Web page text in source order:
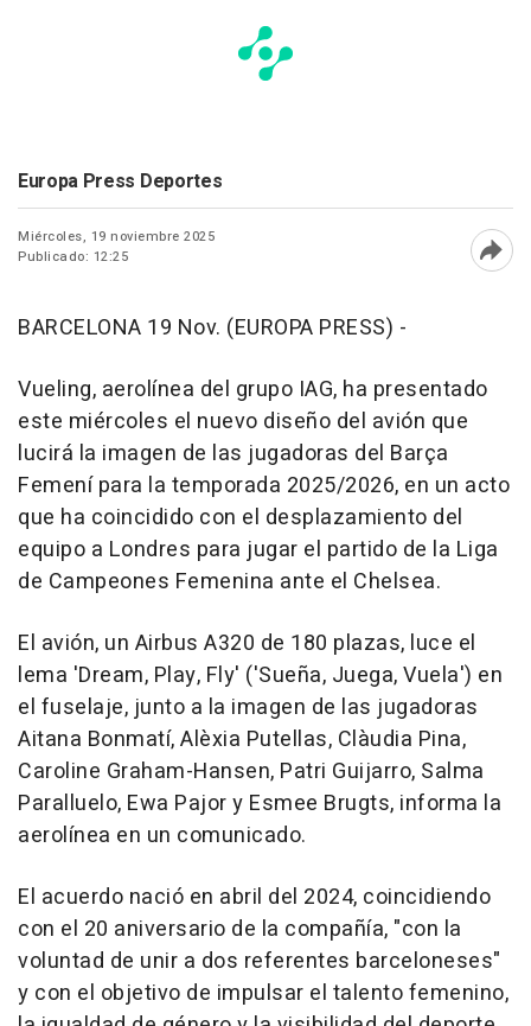
Europa Press Deportes
Miércoles, 19 noviembre 2025
Publicado: 12:25
BARCELONA 19 Nov. (EUROPA PRESS) -
Vueling, aerolínea del grupo IAG, ha presentado
este miércoles el nuevo diseño del avión que
lucirá la imagen de las jugadoras del Barça
Femení para la temporada 2025/2026, en un acto
que ha coincidido con el desplazamiento del
equipo a Londres para jugar el partido de la Liga
de Campeones Femenina ante el Chelsea.
El avión, un Airbus A320 de 180 plazas, luce el
lema 'Dream, Play, Fly' ('Sueña, Juega, Vuela') en
el fuselaje, junto a la imagen de las jugadoras
Aitana Bonmatí, Alèxia Putellas, Clàudia Pina,
Caroline Graham-Hansen, Patri Guijarro, Salma
Paralluelo, Ewa Pajor y Esmee Brugts, informa la
aerolínea en un comunicado.
El acuerdo nació en abril del 2024, coincidiendo
con el 20 aniversario de la compañía, "con la
voluntad de unir a dos referentes barceloneses"
y con el objetivo de impulsar el talento femenino,